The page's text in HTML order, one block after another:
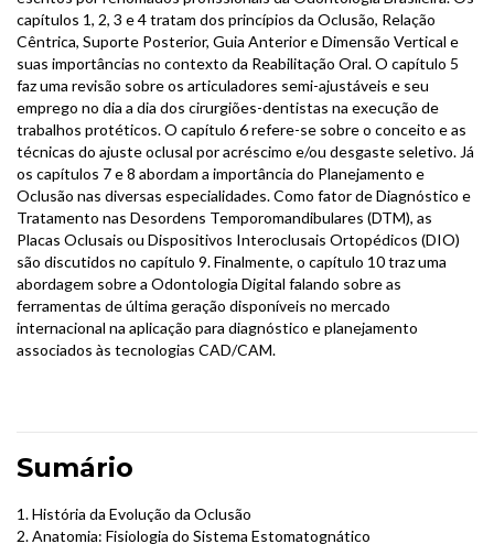
capítulos 1, 2, 3 e 4 tratam dos princípios da Oclusão, Relação
Cêntrica, Suporte Posterior, Guia Anterior e Dimensão Vertical e
suas importâncias no contexto da Reabilitação Oral. O capítulo 5
faz uma revisão sobre os articuladores semi-ajustáveis e seu
emprego no dia a dia dos cirurgiões-dentistas na execução de
trabalhos protéticos. O capítulo 6 refere-se sobre o conceito e as
técnicas do ajuste oclusal por acréscimo e/ou desgaste seletivo. Já
os capítulos 7 e 8 abordam a importância do Planejamento e
Oclusão nas diversas especialidades. Como fator de Diagnóstico e
Tratamento nas Desordens Temporomandibulares (DTM), as
Placas Oclusais ou Dispositivos Interoclusais Ortopédicos (DIO)
são discutidos no capítulo 9. Finalmente, o capítulo 10 traz uma
abordagem sobre a Odontologia Digital falando sobre as
ferramentas de última geração disponíveis no mercado
internacional na aplicação para diagnóstico e planejamento
associados às tecnologias CAD/CAM.
Sumário
1. História da Evolução da Oclusão
2. Anatomia: Fisiologia do Sistema Estomatognático